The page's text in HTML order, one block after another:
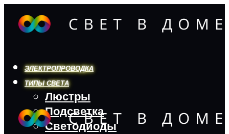
ЭЛЕКТРОПРОВОДКА
ТИПЫ СВЕТА
Люстры
Подсветка
Светодиоды